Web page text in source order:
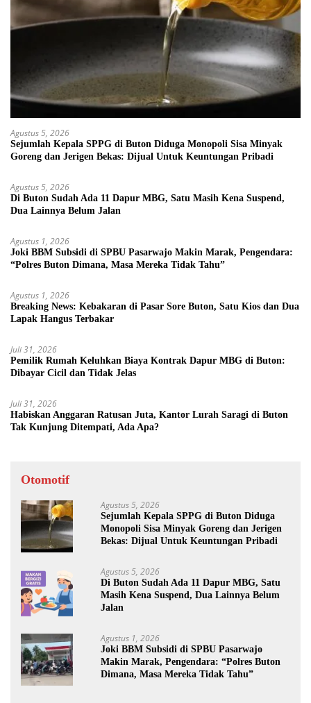
Agustus 5, 2026
Sejumlah Kepala SPPG di Buton Diduga Monopoli Sisa Minyak
Goreng dan Jerigen Bekas: Dijual Untuk Keuntungan Pribadi
Agustus 5, 2026
Di Buton Sudah Ada 11 Dapur MBG, Satu Masih Kena Suspend,
Dua Lainnya Belum Jalan
Agustus 1, 2026
Joki BBM Subsidi di SPBU Pasarwajo Makin Marak, Pengendara:
“Polres Buton Dimana, Masa Mereka Tidak Tahu”
Agustus 1, 2026
Breaking News: Kebakaran di Pasar Sore Buton, Satu Kios dan Dua
Lapak Hangus Terbakar
Juli 31, 2026
Pemilik Rumah Keluhkan Biaya Kontrak Dapur MBG di Buton:
Dibayar Cicil dan Tidak Jelas
Juli 31, 2026
Habiskan Anggaran Ratusan Juta, Kantor Lurah Saragi di Buton
Tak Kunjung Ditempati, Ada Apa?
Otomotif
Agustus 5, 2026
Sejumlah Kepala SPPG di Buton Diduga
Monopoli Sisa Minyak Goreng dan Jerigen
Bekas: Dijual Untuk Keuntungan Pribadi
Agustus 5, 2026
Di Buton Sudah Ada 11 Dapur MBG, Satu
Masih Kena Suspend, Dua Lainnya Belum
Jalan
Agustus 1, 2026
Joki BBM Subsidi di SPBU Pasarwajo
Makin Marak, Pengendara: “Polres Buton
Dimana, Masa Mereka Tidak Tahu”